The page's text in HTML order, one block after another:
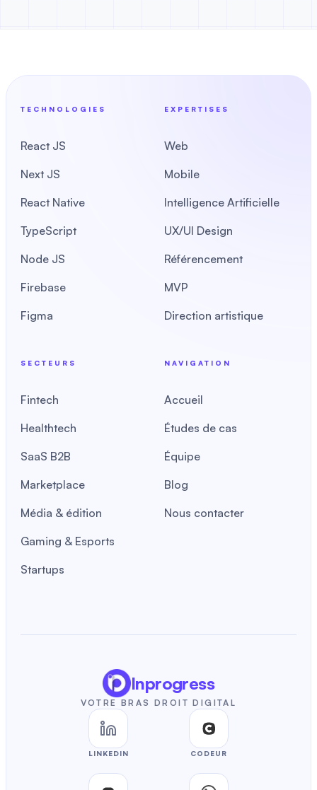
TECHNOLOGIES
React JS
Next JS
React Native
TypeScript
Node JS
Firebase
Figma
EXPERTISES
Web
Mobile
Intelligence Artificielle
UX/UI Design
Référencement
MVP
Direction artistique
SECTEURS
Fintech
Healthtech
SaaS B2B
Marketplace
Média & édition
Gaming & Esports
Startups
NAVIGATION
Accueil
Études de cas
Équipe
Blog
Nous contacter
Inprogress
VOTRE BRAS DROIT DIGITAL
LINKEDIN CODEUR